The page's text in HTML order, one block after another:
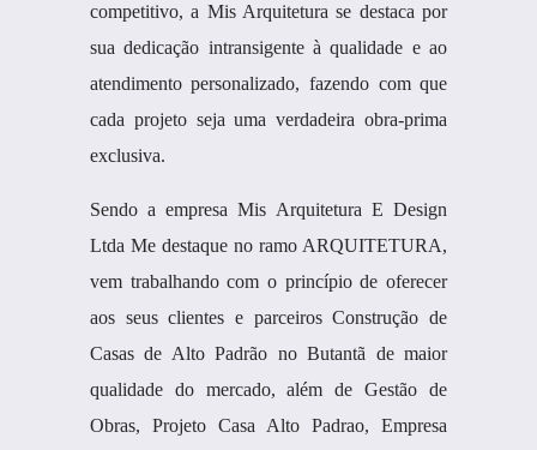
competitivo, a Mis Arquitetura se destaca por
sua dedicação intransigente à qualidade e ao
atendimento personalizado, fazendo com que
cada projeto seja uma verdadeira obra-prima
exclusiva.
Sendo a empresa Mis Arquitetura E Design
Ltda Me destaque no ramo ARQUITETURA,
vem trabalhando com o princípio de oferecer
aos seus clientes e parceiros Construção de
Casas de Alto Padrão no Butantã de maior
qualidade do mercado, além de Gestão de
Obras, Projeto Casa Alto Padrao, Empresa